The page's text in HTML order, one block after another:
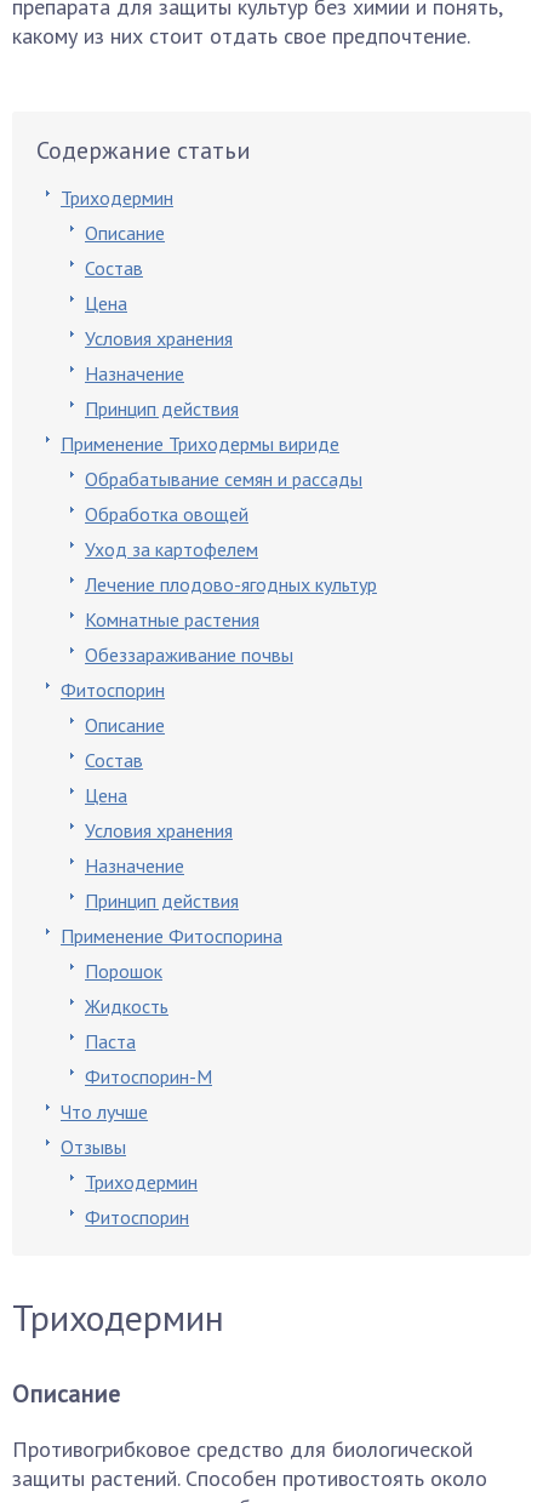
препарата для защиты культур без химии и понять,
какому из них стоит отдать свое предпочтение.
Содержание статьи
Триходермин
Описание
Состав
Цена
Условия хранения
Назначение
Принцип действия
Применение Триходермы вириде
Обрабатывание семян и рассады
Обработка овощей
Уход за картофелем
Лечение плодово-ягодных культур
Комнатные растения
Обеззараживание почвы
Фитоспорин
Описание
Состав
Цена
Условия хранения
Назначение
Принцип действия
Применение Фитоспорина
Порошок
Жидкость
Паста
Фитоспорин-М
Что лучше
Отзывы
Триходермин
Фитоспорин
Триходермин
Описание
Противогрибковое средство для биологической
защиты растений. Способен противостоять около